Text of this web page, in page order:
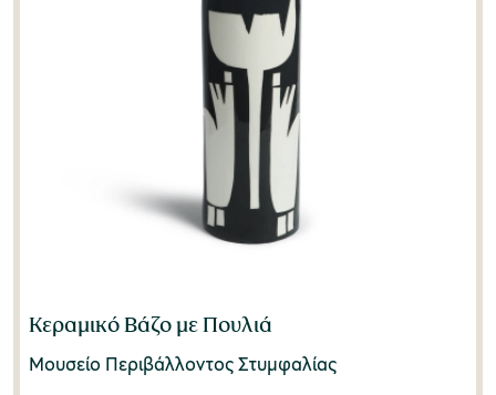
Κεραμικό Βάζο με Πουλιά
Μουσείο Περιβάλλοντος Στυμφαλίας